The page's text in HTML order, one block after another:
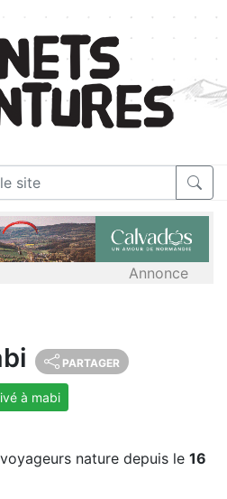
Annonce
PARTAGER
à mabi
nature depuis le 16